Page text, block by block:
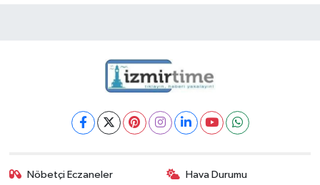
Nöbetçi Eczaneler Hava Durumu